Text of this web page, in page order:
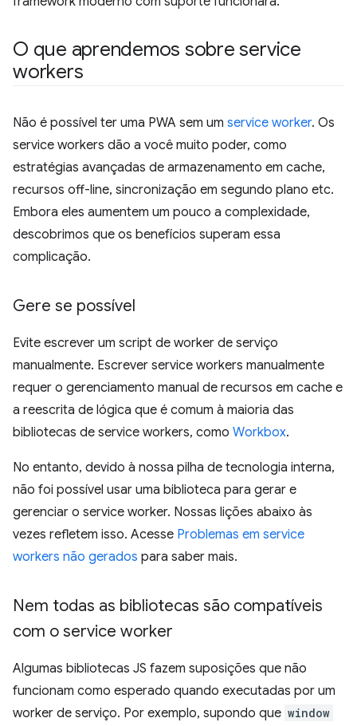
O que aprendemos sobre service
workers
Não é possível ter uma PWA sem um service worker. Os
service workers dão a você muito poder, como
estratégias avançadas de armazenamento em cache,
recursos off-line, sincronização em segundo plano etc.
Embora eles aumentem um pouco a complexidade,
descobrimos que os benefícios superam essa
complicação.
Gere se possível
Evite escrever um script de worker de serviço
manualmente. Escrever service workers manualmente
requer o gerenciamento manual de recursos em cache e
a reescrita de lógica que é comum à maioria das
bibliotecas de service workers, como Workbox.
No entanto, devido à nossa pilha de tecnologia interna,
não foi possível usar uma biblioteca para gerar e
gerenciar o service worker. Nossas lições abaixo às
vezes refletem isso. Acesse Problemas em service
workers não gerados para saber mais.
Nem todas as bibliotecas são compatíveis
com o service worker
Algumas bibliotecas JS fazem suposições que não
funcionam como esperado quando executadas por um
worker de serviço. Por exemplo, supondo que window